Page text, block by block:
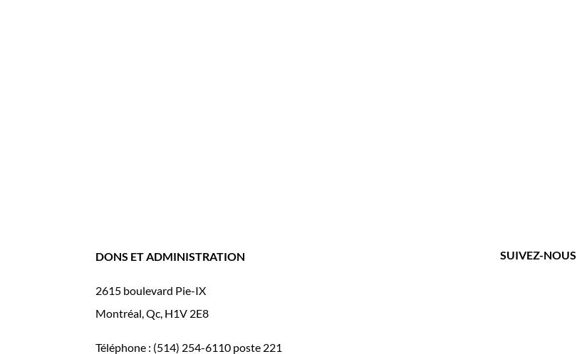
DONS ET ADMINISTRATION
2615 boulevard Pie-IX
Montréal, Qc, H1V 2E8
Téléphone : (514) 254-6110 poste 221
SUIVEZ-NOUS